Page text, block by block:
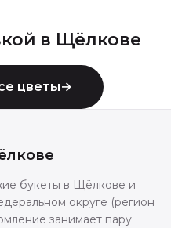
в Щёлкове
цветы→
букеты в Щёлкове и
округе (регион
занимает пару